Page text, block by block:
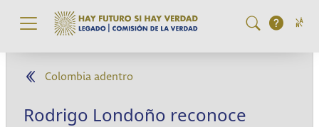
Pasar al contenido principal
Colombia adentro
Rodrigo Londoño reconoce